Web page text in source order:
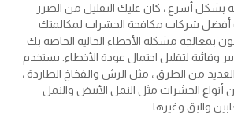
بشكل أسرع ، كان عليك التقليل من الضرر
شركات مكافحة الحشرات لمكالمتك
بمعالجة مشكلة الأخطاء الحالية الخاصة بك
وقائية لتقليل احتمال عودة الأخطاء. يستخدم
من الطرق ، مثل الرش والفخاخ الطاردة ،
أنواع الحشرات مثل النمل الأبيض والنمل
والبق وغيرها.